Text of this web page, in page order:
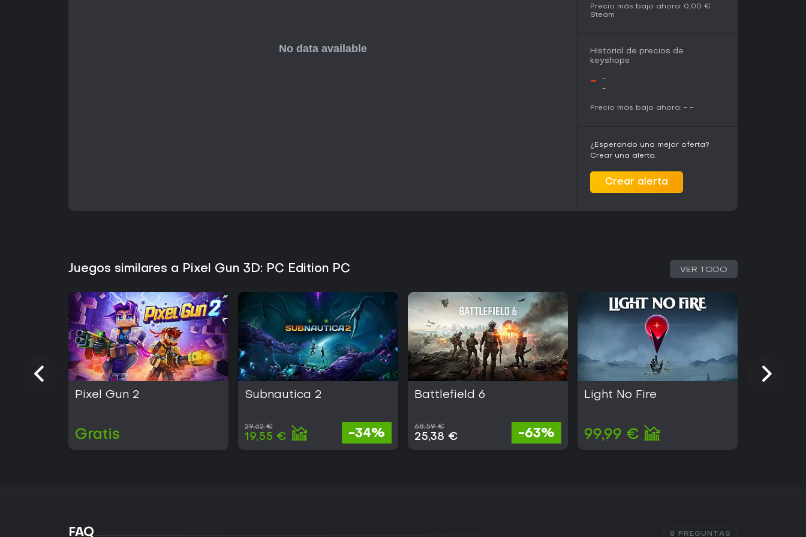
Precio más bajo ahora: 0,00 €
Steam
Historial de precios de
keyshops
- -
-
Precio más bajo ahora: - -
¿Esperando una mejor oferta?
Crear una alerta.
Crear alerta
Juegos similares a Pixel Gun 3D: PC Edition PC VER TODO
Pixel Gun 2
Gratis
Subnautica 2
29,62 €
19,55 € -34%
Battlefield 6
68,59 €
25,38 € -63%
Light No Fire
99,99 €
FAQ 8 PREGUNTAS